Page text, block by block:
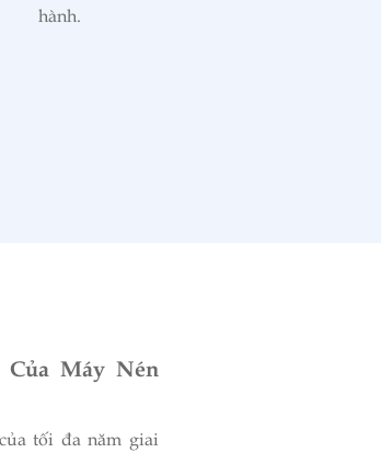
hành.
Máy Nén
tối đa năm giai